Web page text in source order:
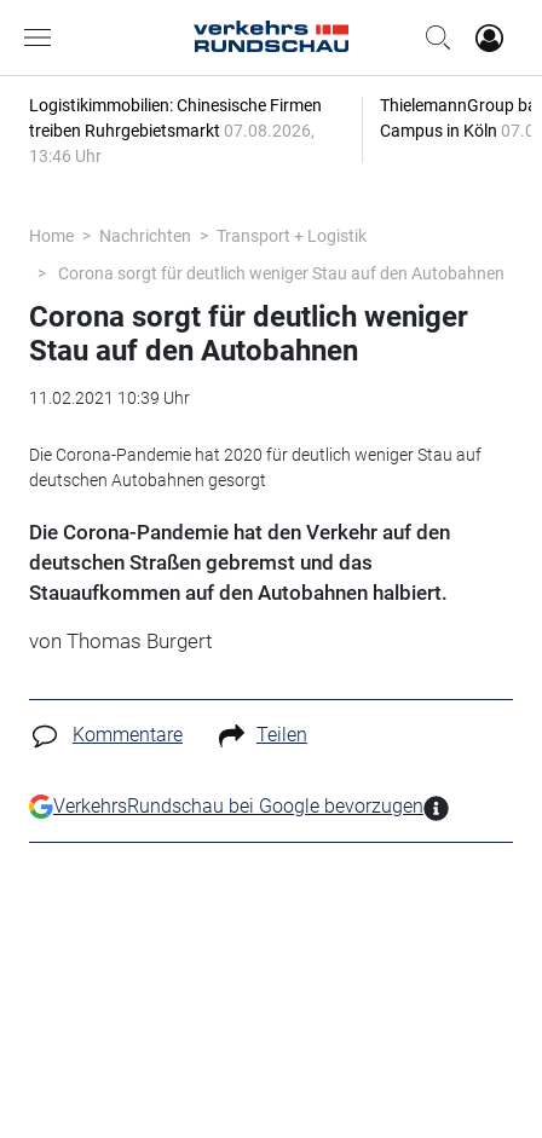
Logistikimmobilien: Chinesische Firmen
treiben Ruhrgebietsmarkt 07.08.2026,
13:46 Uhr
ThielemannGroup
Campus in Köln
Home Nachrichten
Transport + Logistik
Corona sorgt für deutlich weniger Stau auf den Autobahnen
Corona sorgt für deutlich weniger
Stau auf den Autobahnen
11.02.2021 10:39 Uhr
Die Corona-Pandemie hat 2020 für deutlich weniger Stau auf
deutschen Autobahnen gesorgt
Die Corona-Pandemie hat den Verkehr auf den
deutschen Straßen gebremst und das
Stauaufkommen auf den Autobahnen halbiert.
von Thomas Burgert
Kommentare Teilen
VerkehrsRundschau bei Google bevorzugen